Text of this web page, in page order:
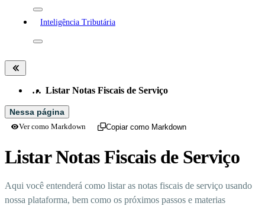
Inteligência Tributária
… Listar Notas Fiscais de Serviço
Nessa página
Ver como Markdown Copiar como Markdown
Listar Notas Fiscais de Serviço
Aqui você entenderá como listar as notas fiscais de serviço usando
nossa plataforma, bem como os próximos passos e materias